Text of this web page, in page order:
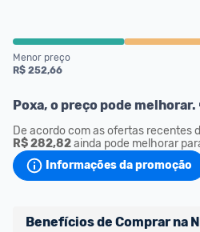
Menor preço
R$ 252,66
Poxa, o preço pode melhorar.
De acordo com as ofertas recentes
R$ 282,82 ainda pode melhorar
Informações da promoção
Benefícios de Comprar na